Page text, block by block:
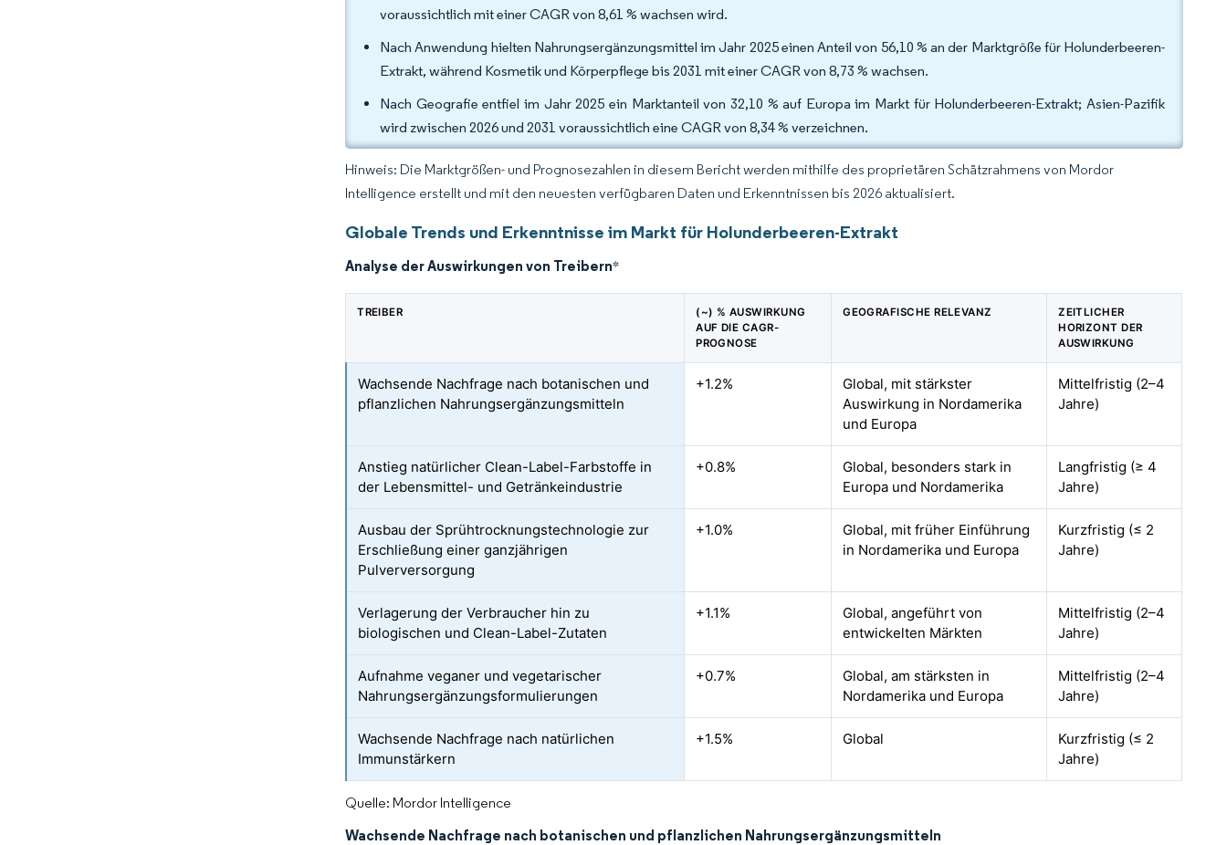
voraussichtlich mit einer CAGR von 8,61 % wachsen wird.
Nach Anwendung hielten Nahrungsergänzungsmittel im Jahr 2025 einen Anteil von 56,10 % an der Marktgröße für Holunderbeeren-
Extrakt, während Kosmetik und Körperpflege bis 2031 mit einer CAGR von 8,73 % wachsen.
Nach Geografie entfiel im Jahr 2025 ein Marktanteil von 32,10 % auf Europa im Markt für Holunderbeeren-Extrakt; Asien-Pazifik
wird zwischen 2026 und 2031 voraussichtlich eine CAGR von 8,34 % verzeichnen.
Hinweis: Die Marktgrößen- und Prognosezahlen in diesem Bericht werden mithilfe des proprietären Schätzrahmens von Mordor
Intelligence erstellt und mit den neuesten verfügbaren Daten und Erkenntnissen bis 2026 aktualisiert.
Globale Trends und Erkenntnisse im Markt für Holunderbeeren-Extrakt
Analyse der Auswirkungen von Treibern*
TREIBER
(~) % AUSWIRKUNG
AUF DIE CAGR-
PROGNOSE
GEOGRAFISCHE RELEVANZ
ZEITLICHER
HORIZONT DER
AUSWIRKUNG
Wachsende Nachfrage nach botanischen und
pflanzlichen Nahrungsergänzungsmitteln
+1.2%
Global, mit stärkster
Auswirkung in Nordamerika
und Europa
Mittelfristig (2–4
Jahre)
Anstieg natürlicher Clean-Label-Farbstoffe in
der Lebensmittel- und Getränkeindustrie
+0.8%
Global, besonders stark in
Europa und Nordamerika
Langfristig (≥ 4
Jahre)
Ausbau der Sprühtrocknungstechnologie zur
Erschließung einer ganzjährigen
Pulverversorgung
+1.0%
Global, mit früher Einführung
in Nordamerika und Europa
Kurzfristig (≤ 2
Jahre)
Verlagerung der Verbraucher hin zu
biologischen und Clean-Label-Zutaten
+1.1%
Global, angeführt von
entwickelten Märkten
Mittelfristig (2–4
Jahre)
Aufnahme veganer und vegetarischer
Nahrungsergänzungsformulierungen
+0.7%
Global, am stärksten in
Nordamerika und Europa
Mittelfristig (2–4
Jahre)
Wachsende Nachfrage nach natürlichen
Immunstärkern
+1.5% Global
Kurzfristig (≤ 2
Jahre)
Quelle: Mordor Intelligence
Wachsende Nachfrage nach botanischen und pflanzlichen Nahrungsergänzungsmitteln